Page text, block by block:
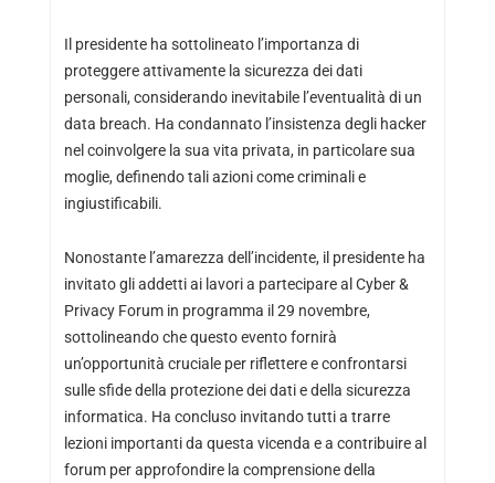
Il presidente ha sottolineato l’importanza di
proteggere attivamente la sicurezza dei dati
personali, considerando inevitabile l’eventualità di un
data breach. Ha condannato l’insistenza degli hacker
nel coinvolgere la sua vita privata, in particolare sua
moglie, definendo tali azioni come criminali e
ingiustificabili.
Nonostante l’amarezza dell’incidente, il presidente ha
invitato gli addetti ai lavori a partecipare al Cyber &
Privacy Forum in programma il 29 novembre,
sottolineando che questo evento fornirà
un’opportunità cruciale per riflettere e confrontarsi
sulle sfide della protezione dei dati e della sicurezza
informatica. Ha concluso invitando tutti a trarre
lezioni importanti da questa vicenda e a contribuire al
forum per approfondire la comprensione della